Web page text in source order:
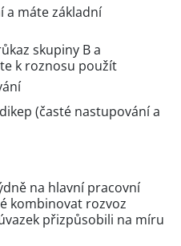
a máte základní
skupiny B a
k roznosu použít
(časté nastupování a
na hlavní pracovní
kombinovat rozvoz
přizpůsobili na míru